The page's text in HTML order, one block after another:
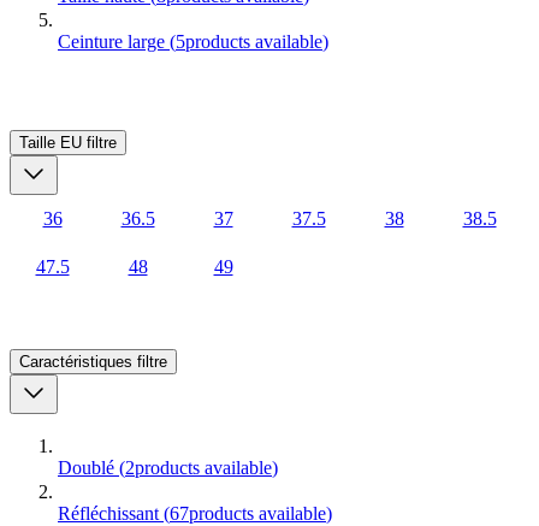
Ceinture large (5products available)
Taille EU filtre
36 36.5 37 37.5 38 38.5
47.5 48 49
Caractéristiques filtre
Doublé (2products available)
Réfléchissant (67products available)